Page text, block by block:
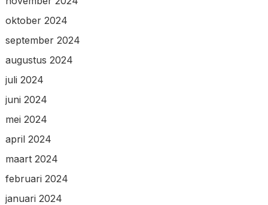
oktober 2024
september 2024
augustus 2024
juli 2024
juni 2024
mei 2024
april 2024
maart 2024
februari 2024
januari 2024